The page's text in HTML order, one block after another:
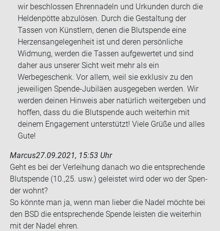
wir beschlossen Ehrennadeln und Urkunden durch die
Heldenpötte abzulösen. Durch die Gestaltung der
Tassen von Künstlern, denen die Blutspende eine
Herzensangelegenheit ist und deren persönliche
Widmung, werden die Tassen aufgewertet und sind
daher aus unserer Sicht weit mehr als ein
Werbegeschenk. Vor allem, weil sie exklusiv zu den
jeweiligen Spende-Jubiläen ausgegeben werden. Wir
werden deinen Hinweis aber natürlich weitergeben und
hoffen, dass du die Blutspende auch weiterhin mit
deinem Engagement unterstützt! Viele Grüße und alles
Gute!
Marcus27.09.2021, 15:53 Uhr
Geht es bei der Ver­lei­hung da­nach wo die ent­spre­chen­de
Blut­spen­de (10.,25. usw.) ge­leis­tet wird oder wo der Spen­
der wohnt?
So könn­te man ja, wenn man lie­ber die Nadel möch­te bei
den BSD die ent­spre­chen­de Spen­de leis­ten die wei­ter­hin
mit der Nadel ehren.